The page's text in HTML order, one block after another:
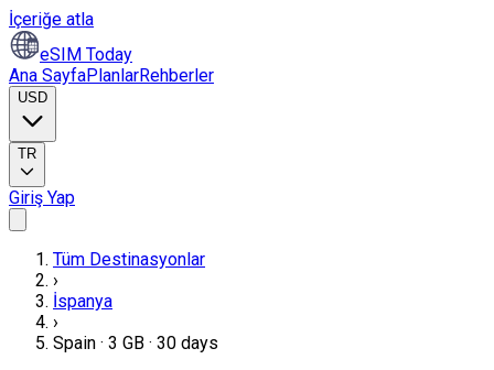
İçeriğe atla
eSIM Today
Ana SayfaPlanlarRehberler
USD
TR
Giriş Yap
Tüm Destinasyonlar
›
İspanya
›
Spain · 3 GB · 30 days